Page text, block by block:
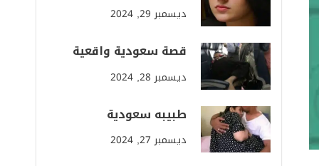
ديسمبر 29, 2024
قصة سعودية واقعية
ديسمبر 28, 2024
طبيبه سعودية
ديسمبر 27, 2024